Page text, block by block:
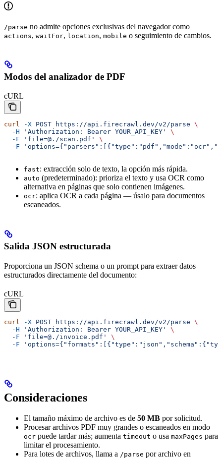
/parse no admite opciones exclusivas del navegador como
actions, waitFor, location, mobile o seguimiento de cambios.
Modos del analizador de PDF
cURL
curl -X POST https://api.firecrawl.dev/v2/parse \
  -H
'Authorization: Bearer YOUR_API_KEY'
\
  -F
'file=@./scan.pdf'
\
  -F
fast: extracción solo de texto, la opción más rápida.
auto (predeterminado): prioriza el texto y usa OCR como
alternativa en páginas que solo contienen imágenes.
ocr: aplica OCR a cada página — úsalo para documentos
escaneados.
Salida JSON estructurada
Proporciona un JSON schema o un prompt para extraer datos
estructurados directamente del documento:
cURL
curl -X POST https://api.firecrawl.dev/v2/parse \
  -H
'Authorization: Bearer YOUR_API_KEY'
\
  -F
'file=@./invoice.pdf'
\
  -F
Consideraciones
El tamaño máximo de archivo es de 50 MB por solicitud.
Procesar archivos PDF muy grandes o escaneados en modo
ocr puede tardar más; aumenta timeout o usa maxPages para
limitar el procesamiento.
Para lotes de archivos, llama a /parse por archivo en